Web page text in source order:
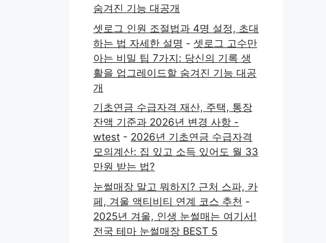
숨겨진 기능 대공개
셋로그 인원 조절법과 4명 설정, 초대
하는 법 자세한 설명 - 셋로그 고수만
아는 비밀 팁 7가지: 당신의 기록 생
활을 업그레이드할 숨겨진 기능 대공
개
기초연금 수급자격 재산, 주택, 통장
잔액 기준과 2026년 변경 사항 -
wtest - 2026년 기초연금 수급자격
모의계산: 집 있고 소득 있어도 월 33
만원 받는 법?
눈썰매장 말고 뭐하지? 근처 스파, 카
페, 겨울 액티비티 연계 코스 추천 -
2025년 겨울, 인생 눈썰매는 여기서!
전국 테마 눈썰매장 BEST 5